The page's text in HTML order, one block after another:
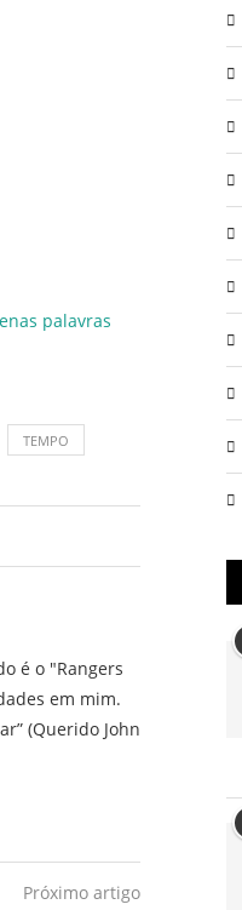
palavras
TEMPO
é o "Rangers
em mim.
(Querido John
Próximo artigo